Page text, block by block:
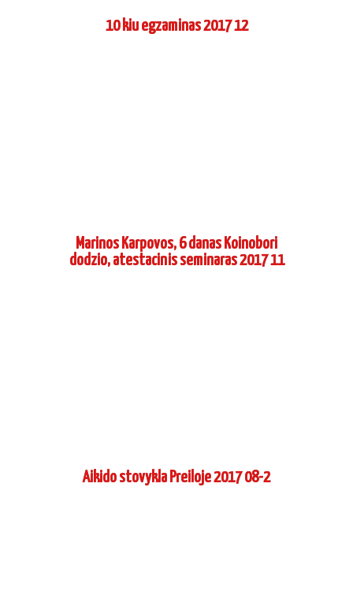
10 kiu egzaminas 2017 12
Marinos Karpovos, 6 danas Koinobori
dodzio, atestacinis seminaras 2017 11
Aikido stovykla Preiloje 2017 08-2